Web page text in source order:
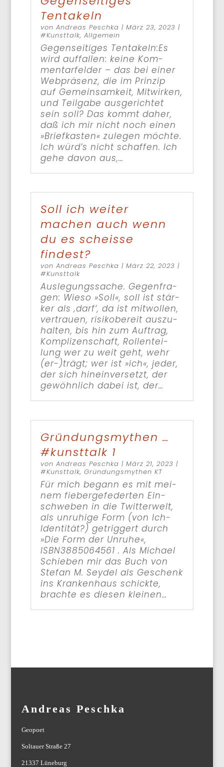
Tentakeln
von Andreas Peschka | März 23, 2023 |
#Kunst­talk, All­ge­mein
Gegen­sei­ti­ges Tentakeln:Es
wird auf­fal­len: kei­ne Kom­
men­tar­fel­der – das bei einer
Web­prä­senz, die im Prin­zip
auf Gemein­sam­keit, Mit­wir­ken,
und Teil­ga­be aus­ge­rich­tet
sein soll? Das kommt daher,
daß ich mir nicht noch einen
»Brief­ka­sten« zule­gen möch­te.
Ich würd’s nicht schaf­fen. Ich
gehe davon aus,…
Soll ich weiter
machen auch wenn
du es scheisse
findest?
von Andreas Peschka | März 22, 2023 |
#Kunst­talk
Aus­le­gungs­sa­che. Gegen­fra­
gen: Wie­so »Soll«, soll ist stär­
ker als ‚darf‘, da ist mit­wol­len,
ver­trau­en, risi­ko­be­reit aus­zu­
hal­ten, bis hin zum Auf­trag,
Kom­pli­zen­schaft, Rol­len­tei­
lung wer zu weit geht, wehr
(er-)trägt; wer ist »ich«, jeder,
der sich hin­ein­ver­setzt, der
gewöhn­lich dabei ist, der…
Gründungsmythen …
#kunsttalk 1
von Andreas Peschka | März 21, 2023 |
#Kunst­talk, Grün­dungs­my­then KT
Für mich begann es mit mei­
nem fie­ber­ge­fe­der­ten Ein­
schwe­ben in die Twit­ter­welt,
als unru­hi­ge Form (von Ich-
Iden­ti­tät?) getrig­gert durch
»Die Form der Unru­he«, ‎
ISBN3885064561 . Als Micha­el
Schie­ben mir das Buch von
Ste­fan M. Sey­del als Geschenk
ins Kran­ken­haus schick­te,
brach­te es die­sen klei­nen…
Andreas Peschka
Geopoet
Soltauer Straße 27
21337 Lüneburg